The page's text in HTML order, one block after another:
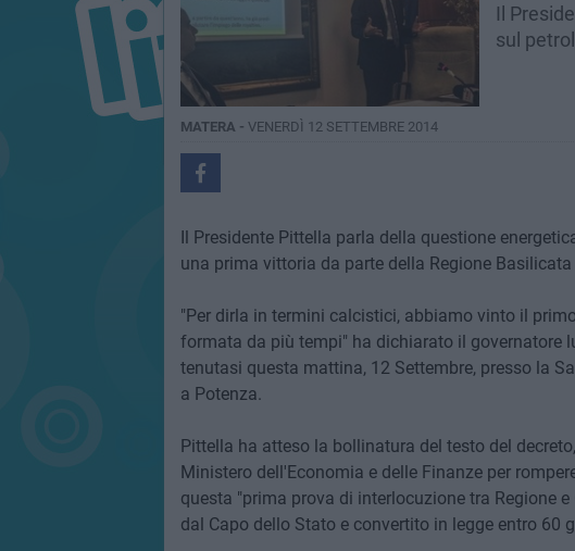
Il
sul
MATERA - VENERDÌ 12 SETTEMBRE 2014
Il Presidente Pittella parla della questione
una prima vittoria da parte della Regione
"Per dirla in termini calcistici, abbiamo vinto il
formata da più tempi" ha dichiarato il governatore
tenutasi questa mattina, 12 Settembre, presso la
a Potenza.
Pittella ha atteso la bollinatura del testo del
Ministero dell'Economia e delle Finanze per
questa "prima prova di interlocuzione tra Regione
dal Capo dello Stato e convertito in legge entro 60